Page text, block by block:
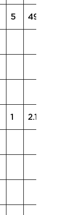
5 49mg
1 2.1mg